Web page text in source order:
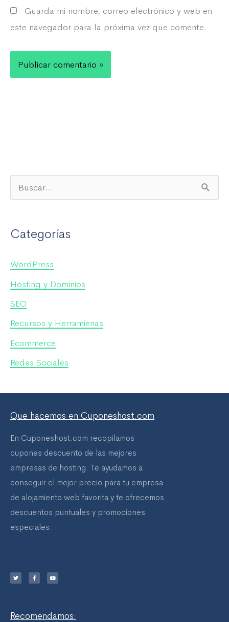
Guarda mi nombre, correo electrónico y web en
este navegador para la próxima vez que comente.
a
o
r
:
Categorías
WordPress
Hosting y Dominios
SEO
Recursos y Herramienas
Ecommerce
Redes Sociales
Que hacemos en Cuponeshost.com
En Cuponeshost.com recopilamos
cupones descuento de las mejores
empresas de hosting. Te ayudamos a
conseguir el mejor precio para tu empresa
de alojamiento web favorita y te ofrecemos
descuentos puntuales y promociones
especiales.
i
t
t
c
e
b
u
t
u
Recomendamos: